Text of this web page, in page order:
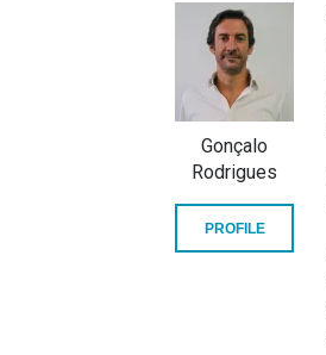
Gonçalo
Rodrigues
PROFILE